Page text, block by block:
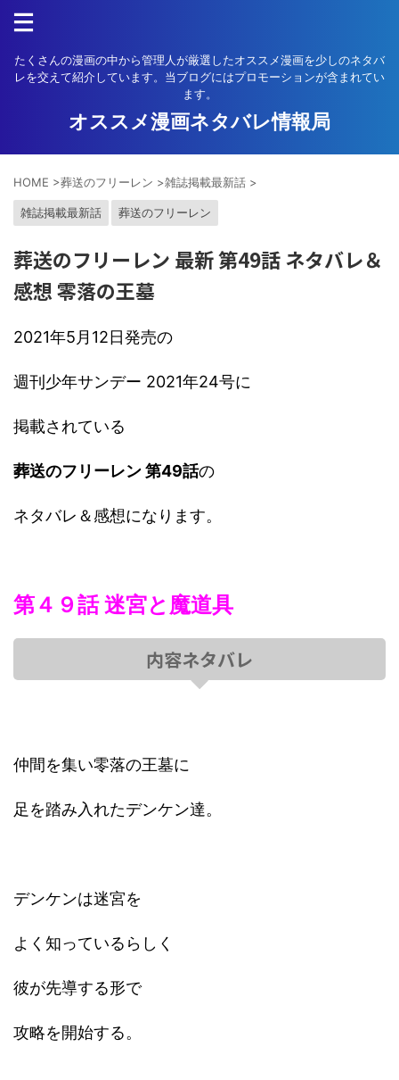
たくさんの漫画の中から管理人が厳選したオススメ漫画を少しのネタバ
レを交えて紹介しています。当ブログにはプロモーションが含まれてい
ます。
オススメ漫画ネタバレ情報局
HOME >葬送のフリーレン >雑誌掲載最新話 >
雑誌掲載最新話 葬送のフリーレン
葬送のフリーレン 最新 第49話 ネタバレ＆
感想 零落の王墓
2021年5月12日発売の
週刊少年サンデー 2021年24号に
掲載されている
葬送のフリーレン 第49話の
ネタバレ＆感想になります。
第４９話 迷宮と魔道具
内容ネタバレ
仲間を集い零落の王墓に
足を踏み入れたデンケン達。
デンケンは迷宮を
よく知っているらしく
彼が先導する形で
攻略を開始する。